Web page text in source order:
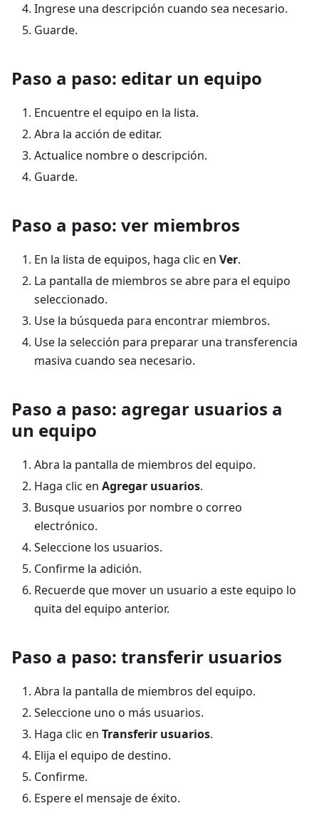
Ingrese una descripción cuando sea necesario.
Guarde.
Paso a paso: editar un equipo
Encuentre el equipo en la lista.
Abra la acción de editar.
Actualice nombre o descripción.
Guarde.
Paso a paso: ver miembros
En la lista de equipos, haga clic en Ver.
La pantalla de miembros se abre para el equipo
seleccionado.
Use la búsqueda para encontrar miembros.
Use la selección para preparar una transferencia
masiva cuando sea necesario.
Paso a paso: agregar usuarios a
un equipo
Abra la pantalla de miembros del equipo.
Haga clic en Agregar usuarios.
Busque usuarios por nombre o correo
electrónico.
Seleccione los usuarios.
Confirme la adición.
Recuerde que mover un usuario a este equipo lo
quita del equipo anterior.
Paso a paso: transferir usuarios
Abra la pantalla de miembros del equipo.
Seleccione uno o más usuarios.
Haga clic en Transferir usuarios.
Elija el equipo de destino.
Confirme.
Espere el mensaje de éxito.